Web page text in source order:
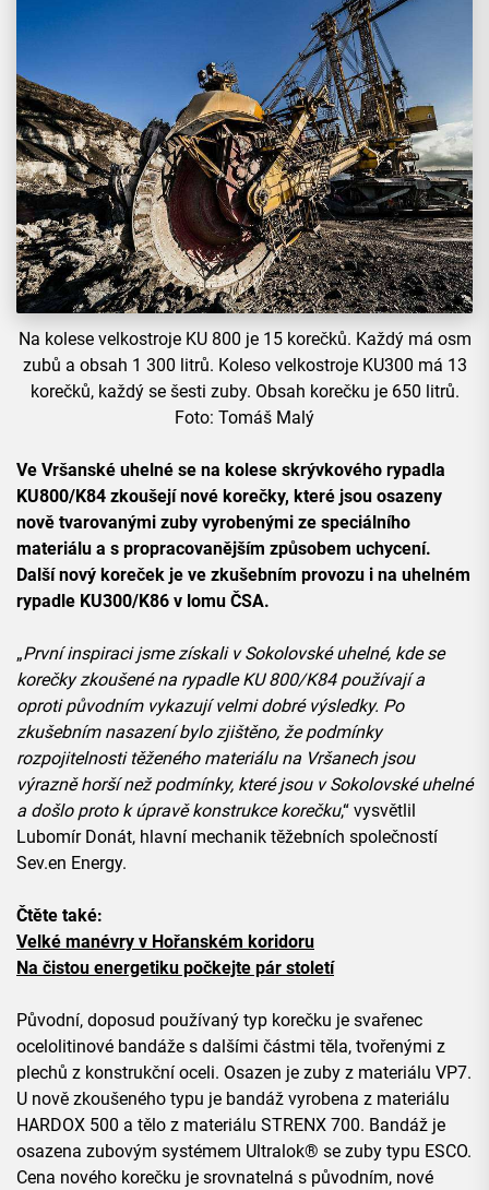
Na kolese velkostroje KU 800 je 15 korečků. Každý má osm
zubů a obsah 1 300 litrů. Koleso velkostroje KU300 má 13
korečků, každý se šesti zuby. Obsah korečku je 650 litrů.
Foto: Tomáš Malý
Ve Vršanské uhelné se na kolese skrývkového rypadla
KU800/K84 zkoušejí nové korečky, které jsou osazeny
nově tvarovanými zuby vyrobenými ze speciálního
materiálu a s propracovanějším způsobem uchycení.
Další nový koreček je ve zkušebním provozu i na uhelném
rypadle KU300/K86 v lomu ČSA.
„První inspiraci jsme získali v Sokolovské uhelné, kde se
korečky zkoušené na rypadle KU 800/K84 používají a
oproti původním vykazují velmi dobré výsledky. Po
zkušebním nasazení bylo zjištěno, že podmínky
rozpojitelnosti těženého materiálu na Vršanech jsou
výrazně horší než podmínky, které jsou v Sokolovské uhelné
a došlo proto k úpravě konstrukce korečku,“ vysvětlil
Lubomír Donát, hlavní mechanik těžebních společností
Sev.en Energy.
Čtěte také:
Velké manévry v Hořanském koridoru
Na čistou energetiku počkejte pár století
Původní, doposud používaný typ korečku je svařenec
ocelolitinové bandáže s dalšími částmi těla, tvořenými z
plechů z konstrukční oceli. Osazen je zuby z materiálu VP7.
U nově zkoušeného typu je bandáž vyrobena z materiálu
HARDOX 500 a tělo z materiálu STRENX 700. Bandáž je
osazena zubovým systémem Ultralok® se zuby typu ESCO.
Cena nového korečku je srovnatelná s původním, nové